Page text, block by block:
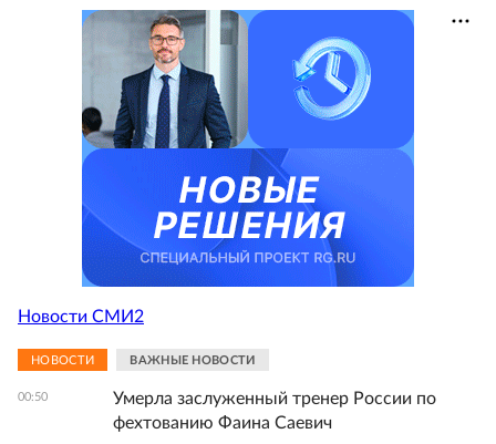
Новости СМИ2
НОВОСТИ ВАЖНЫЕ НОВОСТИ
00:50
Умерла заслуженный тренер России по
фехтованию Фаина Саевич